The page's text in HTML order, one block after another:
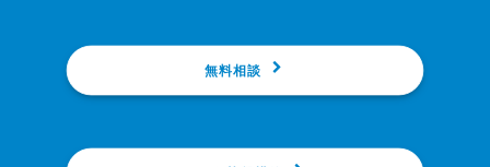
無料相談